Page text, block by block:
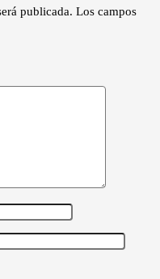
publicada. Los campos